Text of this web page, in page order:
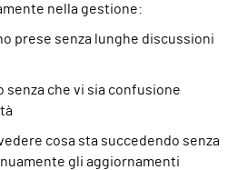
nella gestione:
prese senza lunghe discussioni
senza che vi sia confusione
cosa sta succedendo senza
gli aggiornamenti